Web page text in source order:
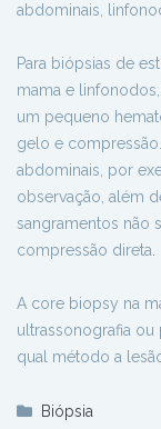
abdominais,
Para biópsias de
mama e
um pequeno
gelo e
abdominais, por
observação, além
sangramentos não
compressão direta.
A core biopsy na
ultrassonografia
qual método a
Biópsia